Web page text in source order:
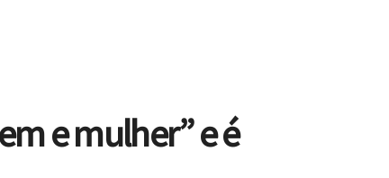
e mulher” e é